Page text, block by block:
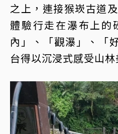
之上，連接猴崁古道
體驗行走在瀑布上的
內」、「觀瀑」、「
台得以沉浸式感受山林